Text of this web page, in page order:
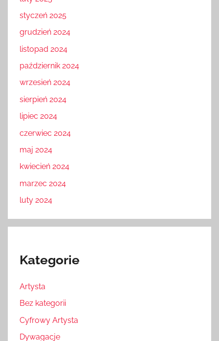
styczeń 2025
grudzień 2024
listopad 2024
październik 2024
wrzesień 2024
sierpień 2024
lipiec 2024
czerwiec 2024
maj 2024
kwiecień 2024
marzec 2024
luty 2024
Kategorie
Artysta
Bez kategorii
Cyfrowy Artysta
Dywagacje